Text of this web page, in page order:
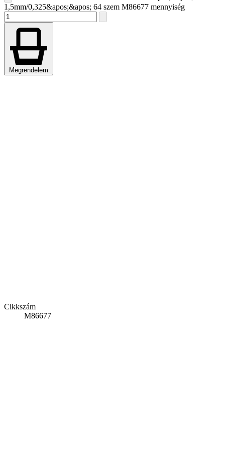
1,5mm/0,325&apos;&apos; 64 szem M86677 mennyiség
Megrendelem
Cikkszám
M86677